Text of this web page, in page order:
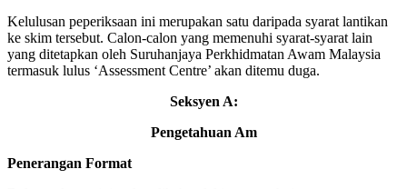
Kelulusan peperiksaan ini merupakan satu daripada syarat lantikan
ke skim tersebut. Calon-calon yang memenuhi syarat-syarat lain
yang ditetapkan oleh Suruhanjaya Perkhidmatan Awam Malaysia
termasuk lulus ‘Assessment Centre’ akan ditemu duga.
Seksyen A:
Pengetahuan Am
Penerangan Format